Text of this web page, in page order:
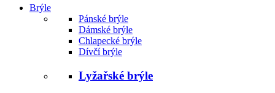
Brýle
Pánské brýle
Dámské brýle
Chlapecké brýle
Dívčí brýle
Lyžařské brýle